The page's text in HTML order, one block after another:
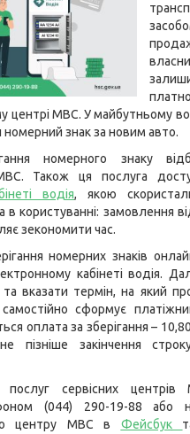
центрі МВС. У майбутньому
номерний знак за новим авто.
номерного знаку
Також ця послуга
водія, якою
в користуванні: замовлення
зекономити час.
номерних знаків
кабінеті водія.
вказати термін, на який
сформує
оплата за зберігання –
пізніше закінчення
послуг сервісних
(044) 290-19-88 або
центру МВС в Фейсбук